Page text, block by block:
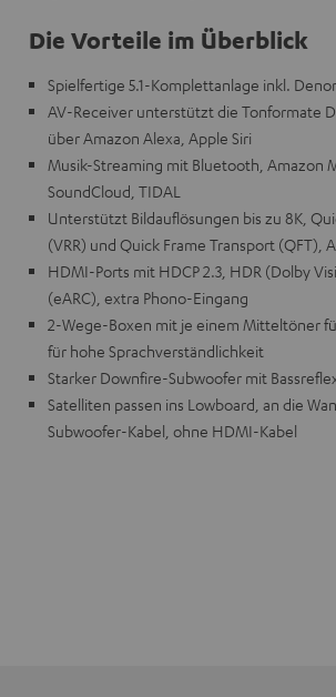
Die Vorteile im Überblick
Spielfertige 5.1-Komplettanlage inkl.
AV-Receiver unterstützt die Tonformate
über Amazon Alexa, Apple Siri
Musik-Streaming mit Bluetooth, Amazon
SoundCloud, TIDAL
Unterstützt Bildauflösungen bis zu 8K,
(VRR) und Quick Frame Transport (QFT),
HDMI-Ports mit HDCP 2.3, HDR (Dolby
(eARC), extra Phono-Eingang
2-Wege-Boxen mit je einem Mitteltöner
für hohe Sprachverständlichkeit
Starker Downfire-Subwoofer mit
Satelliten passen ins Lowboard, an die
Subwoofer-Kabel, ohne HDMI-Kabel